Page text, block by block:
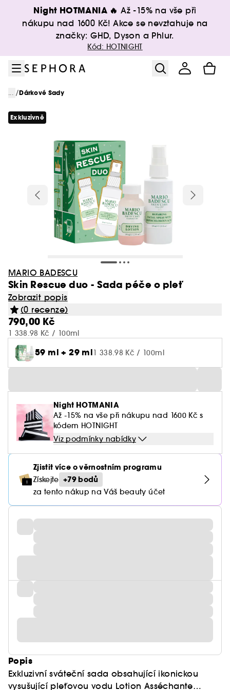
Přejít na menu
Přejít na hlavní obsah
Přejít na zápatí
Night HOTMANIA 🔥 Až -15% na vše při
nákupu nad 1600 Kč! Akce se nevztahuje na
značky: GHD, Dyson a Phlur.
Kód: HOTNIGHT
... /Dárkové Sady
Exkluzivně
MARIO BADESCU
Skin Rescue duo - Sada péče o pleť
Zobrazit popis
(0 recenze)
790,00 Kč
1 338.98 Kč / 100ml
59 ml + 29 ml1 338.98 Kč / 100ml
Night HOTMANIA
Až -15% na vše při nákupu nad 1600 Kč s
kódem HOTNIGHT
Viz podmínky nabídky
Zjistit více o věrnostním programu
Získejte +79 bodů
za tento nákup na Váš beauty účet
Popis
Exkluzivní sváteční sada obsahující ikonickou
vysušující pleťovou vodu Lotion Asséchante